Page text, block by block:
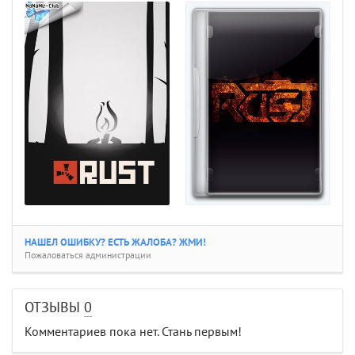
НАШЕЛ ОШИБКУ? ЕСТЬ ЖАЛОБА? ЖМИ!
Пожаловаться администрации
ОТЗЫВЫ 0
Комментариев пока нет. Стань первым!